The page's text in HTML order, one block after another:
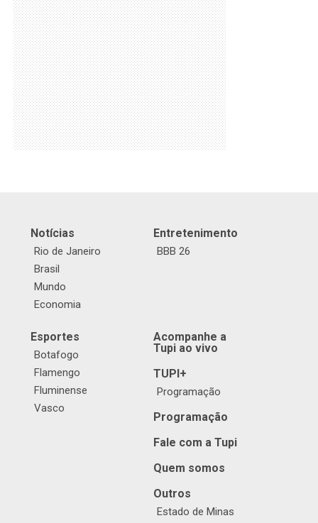
Notícias
Rio de Janeiro
Brasil
Mundo
Economia
Entretenimento
BBB 26
Esportes
Botafogo
Flamengo
Fluminense
Vasco
Acompanhe a
Tupi ao vivo
TUPI+
Programação
Programação
Fale com a Tupi
Quem somos
Outros
Estado de Minas